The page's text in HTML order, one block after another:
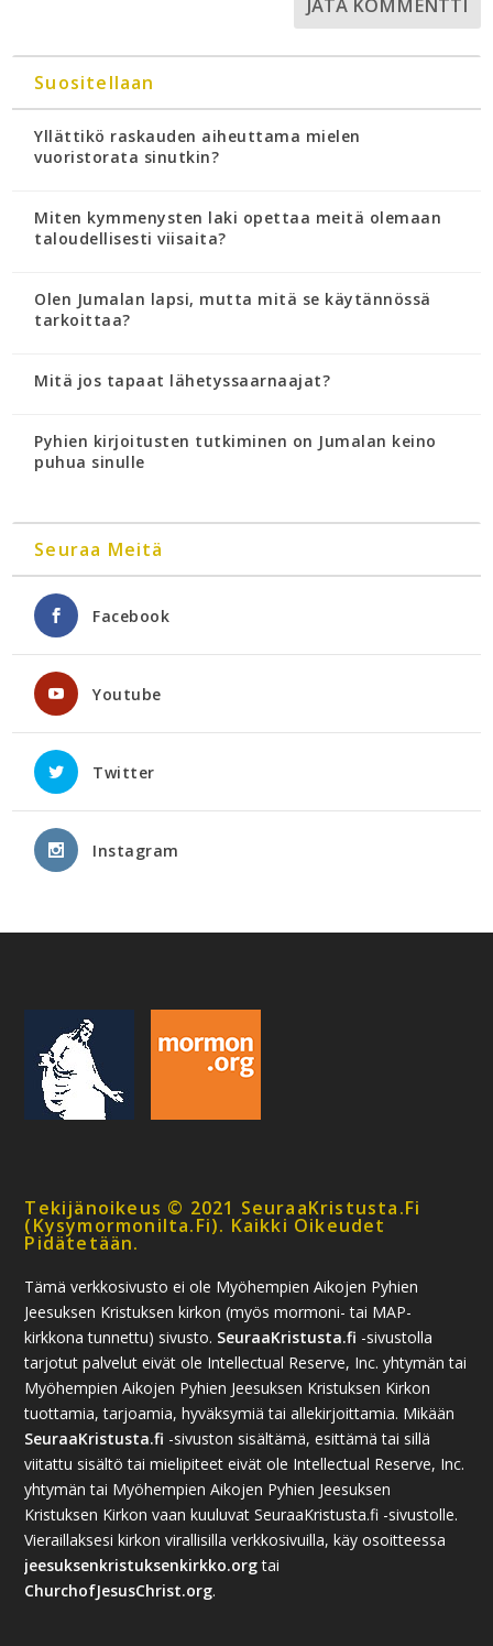
Suositellaan
Yllättikö raskauden aiheuttama mielen
vuoristorata sinutkin?
Miten kymmenysten laki opettaa meitä olemaan
taloudellisesti viisaita?
Olen Jumalan lapsi, mutta mitä se käytännössä
tarkoittaa?
Mitä jos tapaat lähetyssaarnaajat?
Pyhien kirjoitusten tutkiminen on Jumalan keino
puhua sinulle
Seuraa Meitä
Facebook
Youtube
Twitter
Instagram
Tekijänoikeus © 2021 SeuraaKristusta.fi
(kysymormonilta.fi). Kaikki Oikeudet
Pidätetään.
Tämä verkkosivusto ei ole Myöhempien Aikojen Pyhien
Jeesuksen Kristuksen kirkon (myös mormoni- tai MAP-
kirkkona tunnettu) sivusto. SeuraaKristusta.fi -sivustolla
tarjotut palvelut eivät ole Intellectual Reserve, Inc. yhtymän tai
Myöhempien Aikojen Pyhien Jeesuksen Kristuksen Kirkon
tuottamia, tarjoamia, hyväksymiä tai allekirjoittamia. Mikään
SeuraaKristusta.fi -sivuston sisältämä, esittämä tai sillä
viitattu sisältö tai mielipiteet eivät ole Intellectual Reserve, Inc.
yhtymän tai Myöhempien Aikojen Pyhien Jeesuksen
Kristuksen Kirkon vaan kuuluvat SeuraaKristusta.fi -sivustolle.
Vieraillaksesi kirkon virallisilla verkkosivuilla, käy osoitteessa
jeesuksenkristuksenkirkko.orgtai
ChurchofJesusChrist.org.